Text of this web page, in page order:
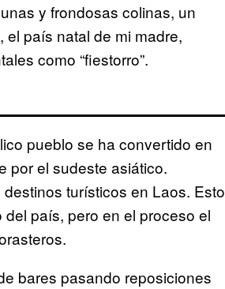
y frondosas colinas, un
país natal de mi madre,
como “fiestorro”.
pueblo se ha convertido en
por el sudeste asiático.
turísticos en Laos. Esto
país, pero en el proceso el
pasando reposiciones